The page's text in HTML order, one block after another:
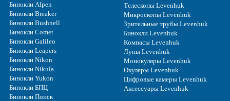
Бинокли Alpen
Бинокли Breaker
Бинокли Bushnell
Бинокли Comet
Бинокли Galileo
Бинокли Leapers
Бинокли Nikon
Бинокли Nikula
Бинокли Yukon
Бинокли БПЦ
Бинокли Поиск
Телескопы Levenhuk
Микроскопы Levenhuk
Зрительные трубы Levenhuk
Бинокли Levenhuk
Компасы Levenhuk
Лупы Levenhuk
Монокуляры Levenhuk
Окуляры Levenhuk
Цифровые камеры Levenhuk
Аксессуары Levenhuk